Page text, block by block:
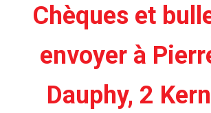
Chèques et
envoyer à
Dauphy, 2